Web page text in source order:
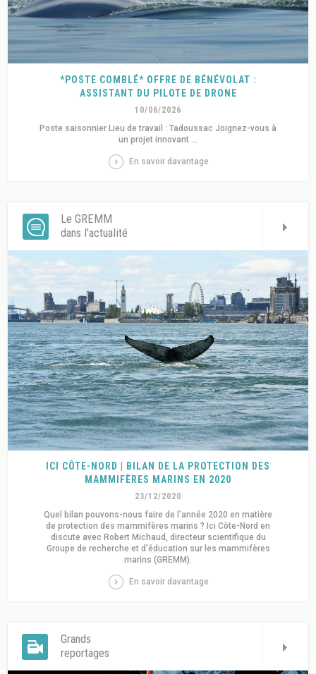
*POSTE COMBLÉ* OFFRE DE BÉNÉVOLAT :
ASSISTANT DU PILOTE DE DRONE
10/06/2026
Poste saisonnier Lieu de travail : Tadoussac Joignez-vous à
un projet innovant ...
En savoir davantage
Le GREMM
dans l'actualité
ICI CÔTE-NORD | BILAN DE LA PROTECTION DES
MAMMIFÈRES MARINS EN 2020
23/12/2020
Quel bilan pouvons-nous faire de l'année 2020 en matière
de protection des mammifères marins ? Ici Côte-Nord en
discute avec Robert Michaud, directeur scientifique du
Groupe de recherche et d'éducation sur les mammifères
marins (GREMM).
En savoir davantage
Grands
reportages